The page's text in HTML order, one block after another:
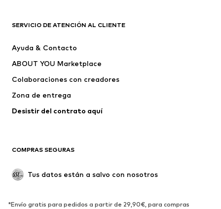
Vestidos
Camisetas y tops
Chaquetas
Jerséis y punto
Ropa interior
Abrigos
Tallas grandes
Reciclado
ZAPATOS
SERVICIO DE ATENCIÓN AL CLIENTE
Ayuda & Contacto
ABOUT YOU Marketplace
Colaboraciones con creadores
Zona de entrega
Desistir del contrato aquí
COMPRAS SEGURAS
Tus datos están a salvo con nosotros
*Envío gratis para pedidos a partir de 29,90€, para compras